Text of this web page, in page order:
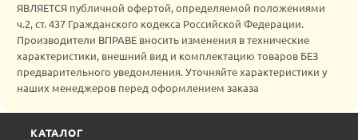
ЯВЛЯЕТСЯ публичной офертой, определяемой положениями
ч.2, ст. 437 Гражданского кодекса Российской Федерации.
Производители ВПРАВЕ вносить изменения в технические
характеристики, внешний вид и комплектацию товаров БЕЗ
предварительного уведомления. Уточняйте характеристики у
наших менеджеров перед оформлением заказа
КАТАЛОГ